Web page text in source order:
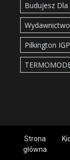
Budujesz
Pilkington IGP
Strona
główna